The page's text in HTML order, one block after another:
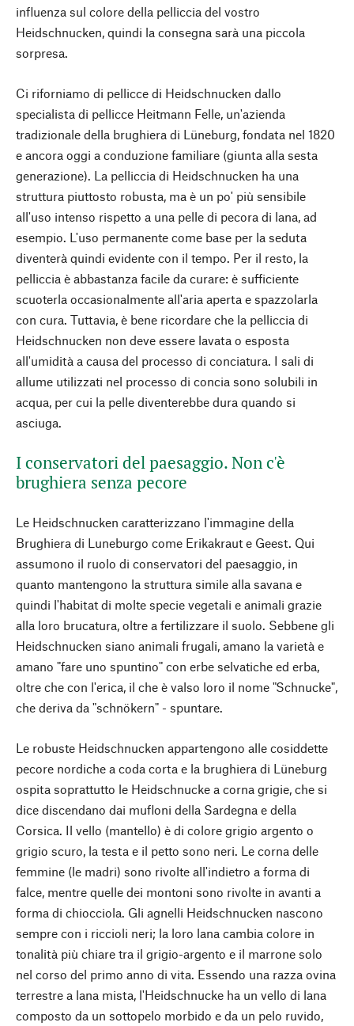
influenza sul colore della pelliccia del vostro
Heidschnucken, quindi la consegna sarà una piccola
sorpresa.
Ci riforniamo di pellicce di Heidschnucken dallo
specialista di pellicce Heitmann Felle, un'azienda
tradizionale della brughiera di Lüneburg, fondata nel 1820
e ancora oggi a conduzione familiare (giunta alla sesta
generazione). La pelliccia di Heidschnucken ha una
struttura piuttosto robusta, ma è un po' più sensibile
all'uso intenso rispetto a una pelle di pecora di lana, ad
esempio. L'uso permanente come base per la seduta
diventerà quindi evidente con il tempo. Per il resto, la
pelliccia è abbastanza facile da curare: è sufficiente
scuoterla occasionalmente all'aria aperta e spazzolarla
con cura. Tuttavia, è bene ricordare che la pelliccia di
Heidschnucken non deve essere lavata o esposta
all'umidità a causa del processo di conciatura. I sali di
allume utilizzati nel processo di concia sono solubili in
acqua, per cui la pelle diventerebbe dura quando si
asciuga.
I conservatori del paesaggio. Non c'è
brughiera senza pecore
Le Heidschnucken caratterizzano l'immagine della
Brughiera di Luneburgo come Erikakraut e Geest. Qui
assumono il ruolo di conservatori del paesaggio, in
quanto mantengono la struttura simile alla savana e
quindi l'habitat di molte specie vegetali e animali grazie
alla loro brucatura, oltre a fertilizzare il suolo. Sebbene gli
Heidschnucken siano animali frugali, amano la varietà e
amano "fare uno spuntino" con erbe selvatiche ed erba,
oltre che con l'erica, il che è valso loro il nome "Schnucke",
che deriva da "schnökern" - spuntare.
Le robuste Heidschnucken appartengono alle cosiddette
pecore nordiche a coda corta e la brughiera di Lüneburg
ospita soprattutto le Heidschnucke a corna grigie, che si
dice discendano dai mufloni della Sardegna e della
Corsica. Il vello (mantello) è di colore grigio argento o
grigio scuro, la testa e il petto sono neri. Le corna delle
femmine (le madri) sono rivolte all'indietro a forma di
falce, mentre quelle dei montoni sono rivolte in avanti a
forma di chiocciola. Gli agnelli Heidschnucken nascono
sempre con i riccioli neri; la loro lana cambia colore in
tonalità più chiare tra il grigio-argento e il marrone solo
nel corso del primo anno di vita. Essendo una razza ovina
terrestre a lana mista, l'Heidschnucke ha un vello di lana
composto da un sottopelo morbido e da un pelo ruvido,